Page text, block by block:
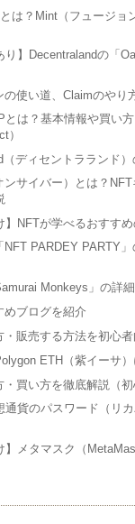
は？Mint（フュージョ
り】Decentralandの「
の使い道、Claimのやり
とは？基本情報や買い
）
（ディセントラランド
ンサイバー）とは？NFT
】NFTが学べるおすす
NFT PARDEY PARTY
Monkeys」の詳
めブログを紹介
・販売する方法を初心
ETH（紫イーサ
買い方を徹底解説（初
通貨のパスワード（リ
】メタマスク（